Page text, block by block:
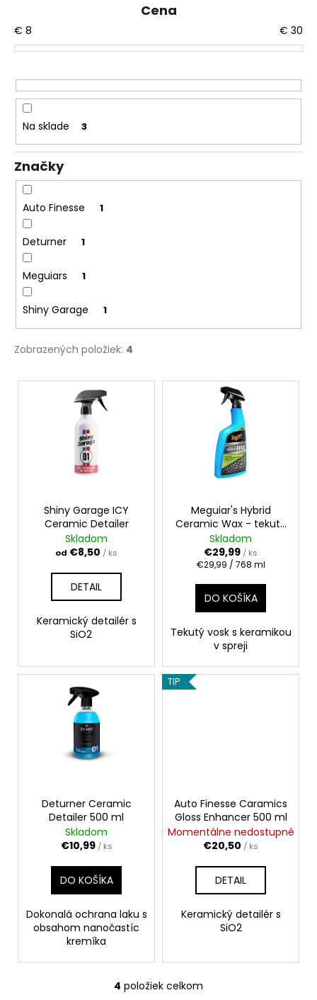
p
r
d
u
k
t
o
v
Cena
€ 8 € 30
Na sklade 3
Značky
Auto Finesse 1
Deturner 1
Meguiars 1
Shiny Garage 1
Zobrazených položiek: 4
V
Shiny Garage ICY
Ceramic Detailer
Skladom
od €8,50 / ks
DETAIL
Keramický detailér s
SiO2
Meguiar's Hybrid
Ceramic Wax - tekutý
vosk s SiO2 768ml
Skladom
€29,99 / ks
Jednotková
€29,99 / 768 ml
DO KOŠÍKA
Tekutý vosk s keramikou
v spreji
Deturner Ceramic
Detailer 500 ml
Skladom
€10,99 / ks
DO KOŠÍKA
Dokonalá ochrana laku s
obsahom nanočastíc
kremíka
TIP
Auto Finesse Caramics
Gloss Enhancer 500 ml
Momentálne nedostupné
€20,50 / ks
DETAIL
Keramický detailér s
SiO2
O
4 položiek celkom
ú
č
m
e
GARAGE
D-
TOX
€12,50